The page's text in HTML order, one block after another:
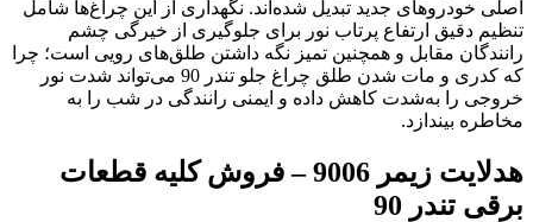
اصلی خودروهای جدید تبدیل شده‌اند. نگهداری از این چراغ‌ها شامل
تنظیم دقیق ارتفاع پرتاب نور برای جلوگیری از خیرگی چشم
رانندگان مقابل و همچنین تمیز نگه داشتن طلق‌های رویی است؛ چرا
که کدری و مات شدن طلق چراغ جلو تندر 90 می‌تواند شدت نور
خروجی را به‌شدت کاهش داده و ایمنی رانندگی در شب را به
مخاطره بیندازد.
هدلایت زیمر 9006 – فروش کلیه قطعات
برقی تندر 90